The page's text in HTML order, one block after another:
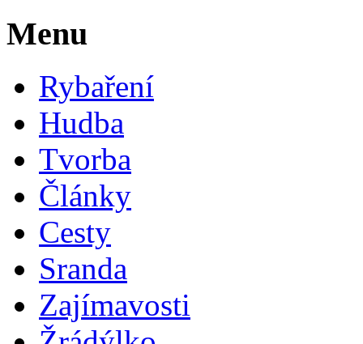
Menu
Rybaření
Hudba
Tvorba
Články
Cesty
Sranda
Zajímavosti